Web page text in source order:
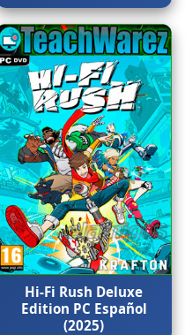
Hi-Fi Rush Deluxe
Edition PC Español
(2025)